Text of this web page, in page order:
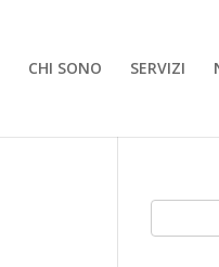
CHI SONO SERVIZI